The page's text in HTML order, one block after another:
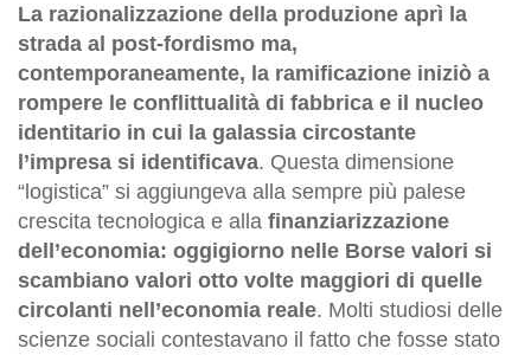
La razionalizzazione della produzione aprì la
strada al post-fordismo ma,
contemporaneamente, la ramificazione iniziò a
rompere le conflittualità di fabbrica e il nucleo
identitario in cui la galassia circostante
l’impresa si identificava. Questa dimensione
“logistica” si aggiungeva alla sempre più palese
crescita tecnologica e alla finanziarizzazione
dell’economia: oggigiorno nelle Borse valori si
scambiano valori otto volte maggiori di quelle
circolanti nell’economia reale. Molti studiosi delle
scienze sociali contestavano il fatto che fosse stato